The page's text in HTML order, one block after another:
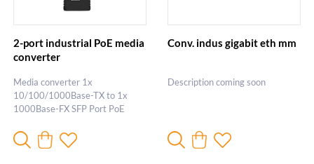
2-port industrial PoE media
converter
Media converter 1x
10/100/1000Base-TX to 1x
1000Base-FX SFP Port PoE
Conv. indus gigabit eth mm
Description coming soon